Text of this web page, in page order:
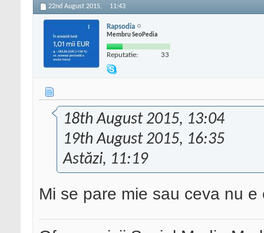
22nd August 2015, 11:43
Rapsodia
Membru SeoPedia
Reputatie: 33
18th August 2015, 13:04
19th August 2015, 16:35
Astăzi, 11:19
Mi se pare mie sau ceva nu